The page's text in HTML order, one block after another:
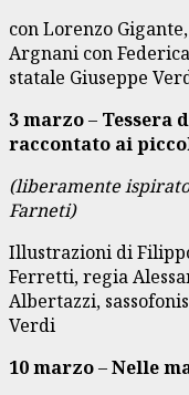
con Lorenzo
Argnani con
statale Giuseppe
3 marzo– Tessera
raccontato ai
(liberamente
Farneti)
Illustrazioni di
Ferretti, regia
Albertazzi,
Verdi
10 marzo–Nelle